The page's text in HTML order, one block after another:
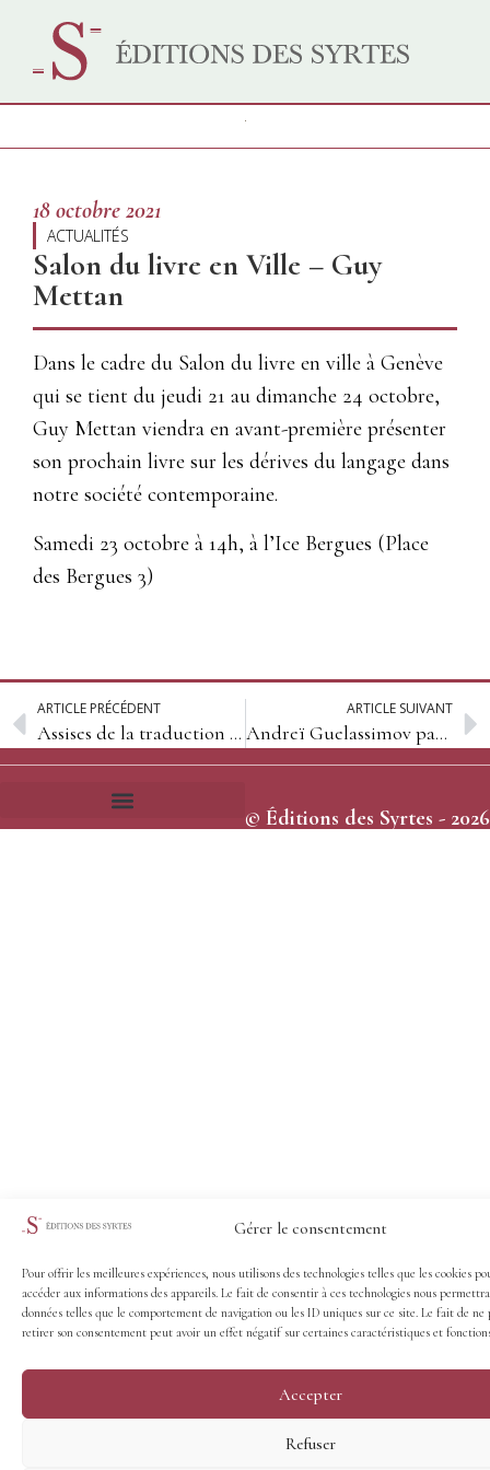
Gérer le consentement
Pour offrir les meilleures expériences, nous utilisons des technologies telles que les cookies
accéder aux informations des appareils. Le fait de consentir à ces technologies nous
données telles que le comportement de navigation ou les ID uniques sur ce site. Le fait de ne
retirer son consentement peut avoir un effet négatif sur certaines caractéristiques et
Accepter
Refuser
18 octobre 2021
ACTUALITÉS
Salon du livre en Ville – Guy
Mettan
Dans le cadre du Salon du livre en ville à Genève
qui se tient du jeudi 21 au dimanche 24 octobre,
Guy Mettan viendra en avant-première présenter
son prochain livre sur les dérives du langage dans
notre société contemporaine.
Samedi 23 octobre à 14h, à l’Ice Bergues (Place
des Bergues 3)
ARTICLE PRÉCÉDENT
Assises de la traduction – Arles
ARTICLE SUIVANT
Andreï Guelassimov parle de « La Rose des vents »
© Éditions des Syrtes - 2026